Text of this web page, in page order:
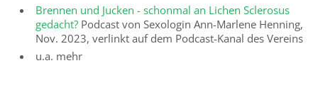
Brennen und Jucken - schonmal an Lichen Sclerosus
gedacht? Podcast von Sexologin Ann-Marlene Henning,
Nov. 2023, verlinkt auf dem Podcast-Kanal des Vereins
u.a. mehr